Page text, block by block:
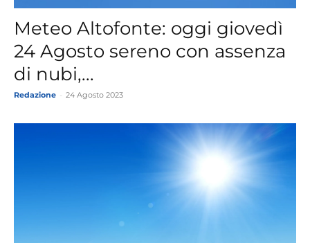
Meteo Altofonte: oggi giovedì
24 Agosto sereno con assenza
di nubi,...
Redazione 24 Agosto 2023